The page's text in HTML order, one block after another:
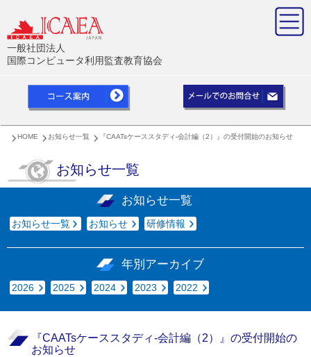
一般社団法人
国際コンピュータ利用監査教育協会
HOME お知らせ一覧 『CAATsケーススタディ-会計編（2）』の受付開始のお知らせ
お知らせ一覧
お知らせ一覧
お知らせ一覧 お知らせ 研修情報
年別アーカイブ
2026 2025 2024 2023 2022
『CAATsケーススタディ-会計編（2）』の受付開始の
お知らせ